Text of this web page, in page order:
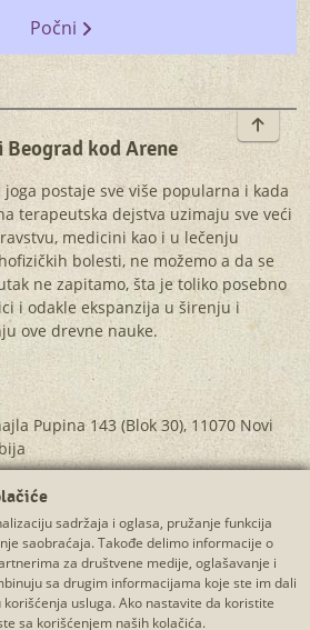
Počni
Beograd kod Arene
joga postaje sve više popularna i kada
terapeutska dejstva uzimaju sve veći
medicini kao i u lečenju
bolesti, ne možemo a da se
ne zapitamo, šta je toliko posebno
i odakle ekspanzija u širenju i
ove drevne nauke.
Pupina 143 (Blok 30), 11070 Novi
To top
Twitter
sadržaja i oglasa, pružanje funkcija
saobraćaja. Takođe delimo informacije o
za društvene medije, oglašavanje i
sa drugim informacijama koje ste im dali
usluga. Ako nastavite da koristite
sa korišćenjem naših kolačića.